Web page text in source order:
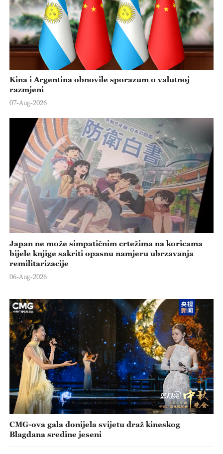
Kina i Argentina obnovile sporazum o valutnoj
razmjeni
07-Aug-2026
Japan ne može simpatičnim crtežima na koricama
bijele knjige sakriti opasnu namjeru ubrzavanja
remilitarizacije
06-Aug-2026
CMG-ova gala donijela svijetu draž kineskog
Blagdana sredine jeseni